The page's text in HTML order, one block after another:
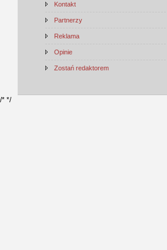
Kontakt
Partnerzy
Reklama
Opinie
Zostań redaktorem
/* */